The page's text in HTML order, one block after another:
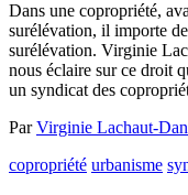
Dans une copropriété,
surélévation, il importe
surélévation. Virginie
nous éclaire sur ce droit
un syndicat des
ParVirginie Lachaut-
copropriété urbanisme